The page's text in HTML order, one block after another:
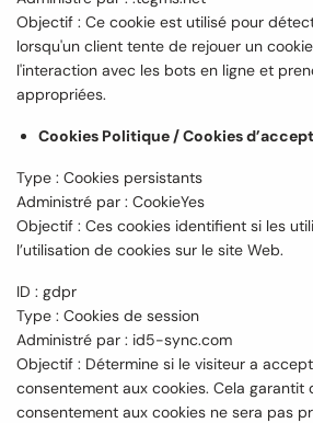
Objectif : Ce cookie est utilisé pour
lorsqu'un client tente de rejouer un
l'interaction avec les bots en ligne et
appropriées.
Cookies Politique / Cookies
Type : Cookies persistants
Administré par : CookieYes
Objectif : Ces cookies identifient si les
l’utilisation de cookies sur le site Web.
ID : gdpr
Type : Cookies de session
Administré par : id5-sync.com
Objectif : Détermine si le visiteur a
consentement aux cookies. Cela garantit
consentement aux cookies ne sera pas